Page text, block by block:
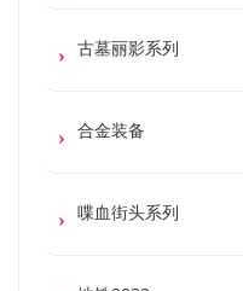
古墓丽影系列
合金装备
喋血街头系列